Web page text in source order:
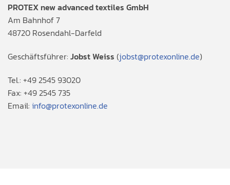
PROTEX new advanced textiles GmbH
Am Bahnhof 7
48720 Rosendahl-Darfeld
Geschäftsführer: Jobst Weiss (jobst@protexonline.de)
Tel.: +49 2545 93020
Fax: +49 2545 735
Email: info@protexonline.de